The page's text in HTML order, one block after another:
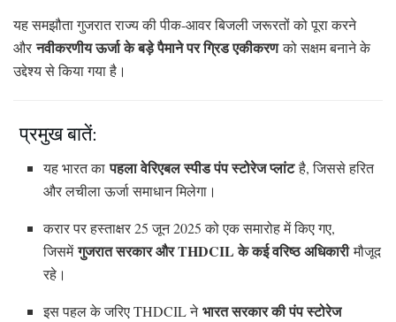
यह समझौता गुजरात राज्य की पीक-आवर बिजली जरूरतों को पूरा करने
औरनवीकरणीय ऊर्जा के बड़े पैमाने पर ग्रिड एकीकरणको सक्षम बनाने के
उद्देश्य से किया गया है।
प्रमुख बातें:
यह भारत कापहला वेरिएबल स्पीड पंप स्टोरेज प्लांटहै, जिससे हरित
और लचीला ऊर्जा समाधान मिलेगा।
करार पर हस्ताक्षर 25 जून 2025 को एक समारोह में किए गए,
जिसमेंगुजरात सरकार और THDCIL के कई वरिष्ठ अधिकारीमौजूद
रहे।
इस पहल के जरिए THDCIL नेभारत सरकार की पंप स्टोरेज